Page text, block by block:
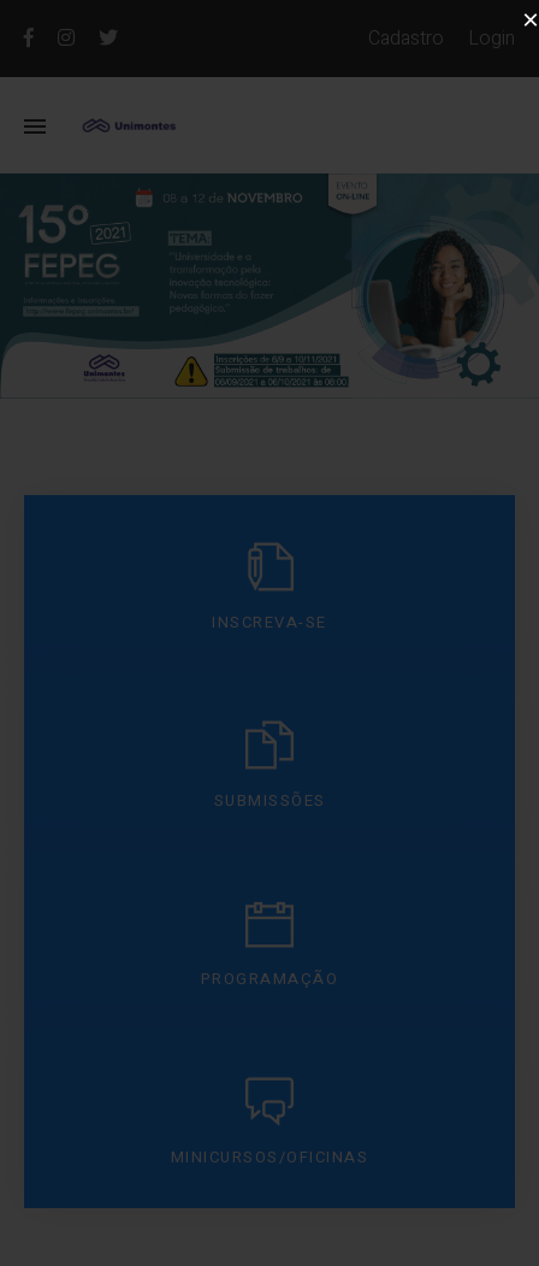
×
Cadastro Login
INSCREVA-SE
SUBMISSÕES
PROGRAMAÇÃO
MINICURSOS/OFICINAS